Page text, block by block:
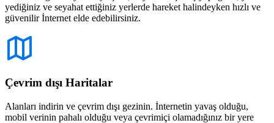
yediğiniz ve seyahat ettiğiniz yerlerde hareket halindeyken hızlı ve
güvenilir İnternet elde edebilirsiniz.
Çevrim dışı Haritalar
Alanları indirin ve çevrim dışı gezinin. İnternetin yavaş olduğu,
mobil verinin pahalı olduğu veya çevrimiçi olamadığınız bir yere